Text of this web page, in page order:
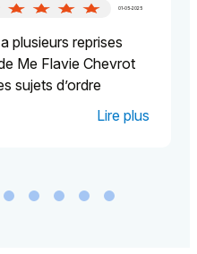
01-05-2025
plusieurs reprises
Me Flavie Chevrot
sujets d’ordre
contentieux. A
Elle a toujours
Lire plus